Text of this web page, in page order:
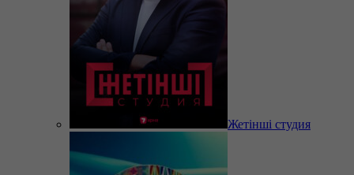
Жетінші студия